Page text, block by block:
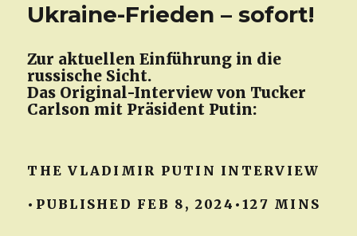
Ukraine-Frieden – sofort!
Zur aktuellen Einführung in die
russische Sicht.
Das Original-Interview von Tucker
Carlson mit Präsident Putin:
THE VLADIMIR PUTIN INTERVIEW
•PUBLISHED FEB 8, 2024•127 MINS